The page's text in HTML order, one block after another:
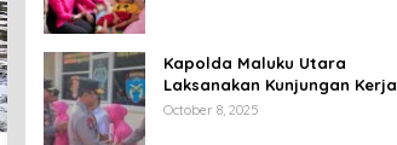
Kapolda Maluku Utara
Laksanakan Kunjungan Kerja
Di Polres Halsel
October 8, 2025